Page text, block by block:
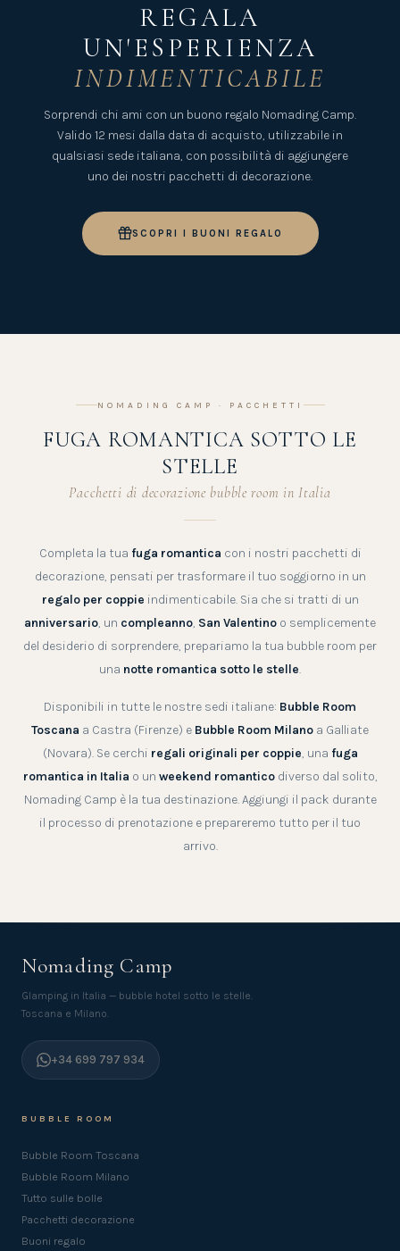
REGALA
UN'ESPERIENZA
INDIMENTICABILE
Sorprendi chi ami con un buono regalo Nomading Camp.
Valido 12 mesi dalla data di acquisto, utilizzabile in
qualsiasi sede italiana, con possibilità di aggiungere
uno dei nostri pacchetti di decorazione.
SCOPRI I BUONI REGALO
NOMADING CAMP · PACCHETTI
FUGA ROMANTICA SOTTO LE
STELLE
Pacchetti di decorazione bubble room in Italia
Completa la tua fuga romantica con i nostri pacchetti di
decorazione, pensati per trasformare il tuo soggiorno in un
regalo per coppie indimenticabile. Sia che si tratti di un
anniversario, un compleanno, San Valentino o semplicemente
del desiderio di sorprendere, prepariamo la tua bubble room per
una notte romantica sotto le stelle.
Disponibili in tutte le nostre sedi italiane: Bubble Room
Toscana a Castra (Firenze) e Bubble Room Milano a Galliate
(Novara). Se cerchi regali originali per coppie, una fuga
romantica in Italia o un weekend romanticodiverso dal solito,
Nomading Camp è la tua destinazione. Aggiungi il pack durante
il processo di prenotazione e prepareremo tutto per il tuo
arrivo.
Nomading Camp
Glamping in Italia — bubble hotel sotto le stelle.
Toscana e Milano.
+34 699 797 934
BUBBLE ROOM
Bubble Room Toscana
Bubble Room Milano
Tutto sulle bolle
Pacchetti decorazione
Buoni regalo